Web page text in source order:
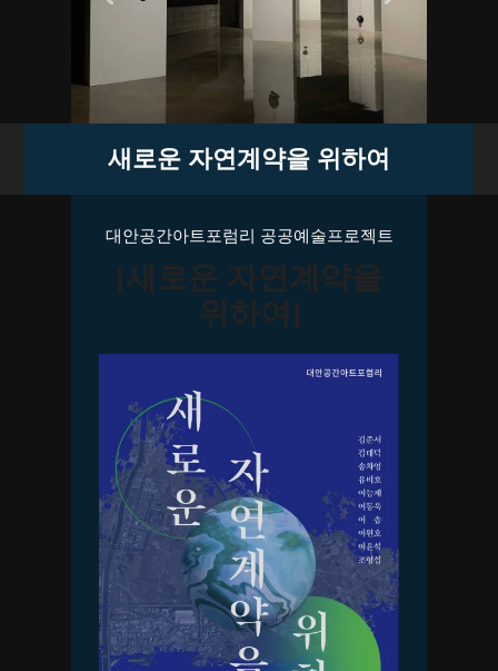
새로운 자연계약을 위하여
대안공간아트포럼리 공공예술프로젝트
[새로운 자연계약을
위하여]